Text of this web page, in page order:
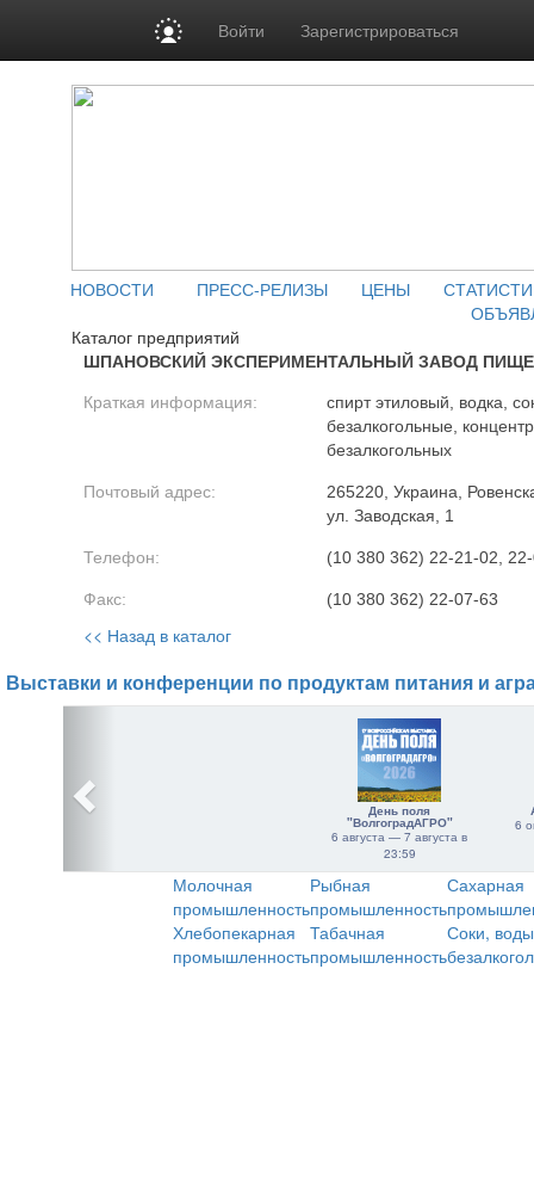
Войти Зарегистрироваться
НОВОСТИ ПРЕСС-РЕЛИЗЫ ЦЕНЫ
Каталог предприятий
ШПАНОВСКИЙ ЭКСПЕРИМЕНТАЛЬНЫЙ ЗАВОД
Краткая информация:
спирт этиловый, водка,
безалкогольные,
безалкогольных
Почтовый адрес:
265220, Украина,
ул. Заводская, 1
Телефон: (10 380 362) 22-21-02,
Факс: (10 380 362) 22-07-63
<< Назад в каталог
Выставки и конференции по продуктам питания и
День поля
"ВолгоградАГРО"
6 августа — 7 августа в
23:59
6
Молочная
промышленность
Рыбная
промышленность
Сахарная
Хлебопекарная
промышленность
Табачная
промышленность
Соки,